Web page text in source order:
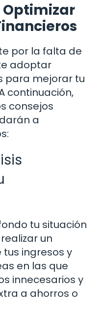
Optimizar
por la falta de
adoptar
para mejorar tu
continuación,
consejos
a
tu situación
un
ingresos y
en las que
innecesarios y
a ahorros o